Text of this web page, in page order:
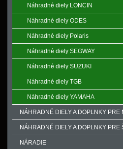
Náhradné diely LONCIN
Náhradné diely ODES
Náhradné diely Polaris
Náhradné diely SEGWAY
Náhradné diely SUZUKI
Náhradné diely TGB
Náhradné diely YAMAHA
NÁHRADNÉ DIELY A DOPLNKY PRE
NÁHRADNÉ DIELY A DOPLNKY PRE
NÁRADIE